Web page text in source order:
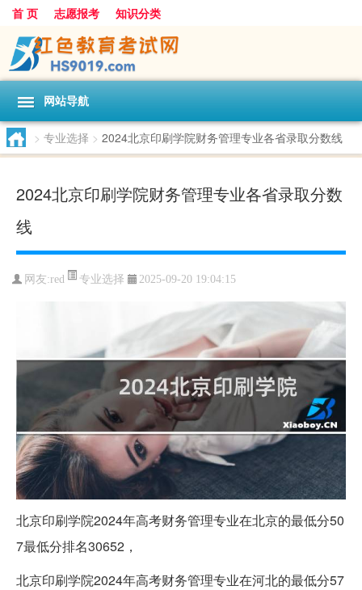
首 页 志愿报考 知识分类
网站导航
> 专业选择 > 2024北京印刷学院财务管理专业各省录取分数线
2024北京印刷学院财务管理专业各省录取分数
线
网友:red 专业选择 2025-09-20 19:04:15
北京印刷学院2024年高考财务管理专业在北京的最低分50
7最低分排名30652，
北京印刷学院2024年高考财务管理专业在河北的最低分57